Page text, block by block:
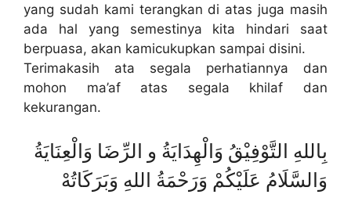
yang sudah kami terangkan di atas juga masih
ada hal yang semestinya kita hindari saat
berpuasa, akan kamicukupkan sampai disini.
Terimakasih ata segala perhatiannya dan
mohon ma’af atas segala khilaf dan
kekurangan.
بِاللهِ التَّوْفِيْقُ وَالْهِدَايَةُ و الرِّضَا وَالْعِنَايَةُ
وَالسَّلَامُ عَلَيْكُمْ وَرَحْمَةُ اللهِ وَبَرَكَاتُهْ